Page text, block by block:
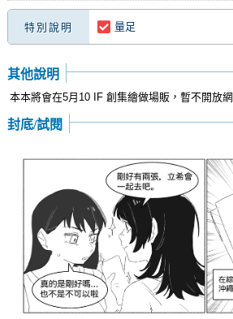
特別說明 量足
其他說明
本本將會在5月10 IF 創集繪做場販，暫不開放
封底/試閱